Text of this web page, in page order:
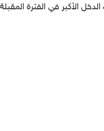
الأكبر في الفترة